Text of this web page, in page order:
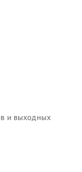
и выходных